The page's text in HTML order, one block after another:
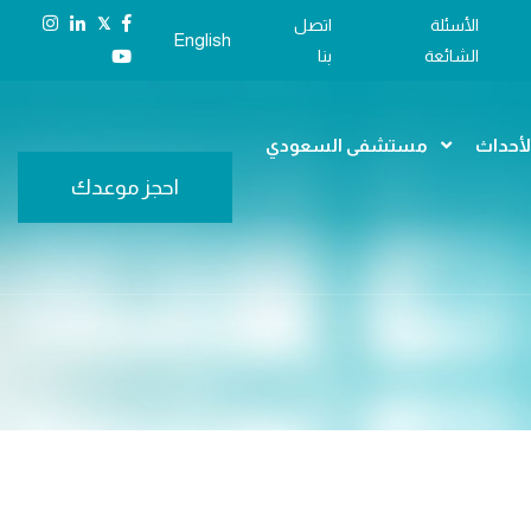
الأسئلة
الشائعة
اتصل
بنا
English
𝕏
مستشفى السعودي
احجز موعدك